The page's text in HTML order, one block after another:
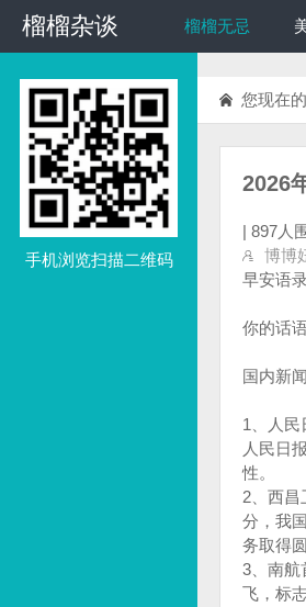
榴榴杂谈
榴榴杂谈 榴榴无忌
手机浏览扫描二维码
您现在
2026
| 897人
博博
早安语
你的话
国内新闻
1、人民
人民日
性。‌‌
2、西昌
分，我
务取得
3、南航
飞，标